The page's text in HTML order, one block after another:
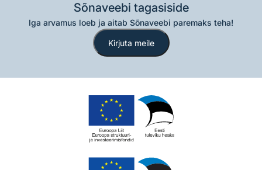
Sõnaveebi tagasiside
Iga arvamus loeb ja aitab Sõnaveebi paremaks teha!
Kirjuta meile